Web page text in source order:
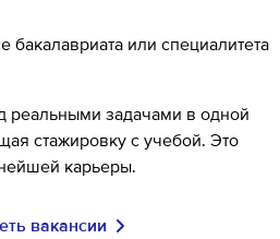
бакалавриата или специалитета
реальными задачами в одной
стажировку с учебой. Это
карьеры.
вакансии